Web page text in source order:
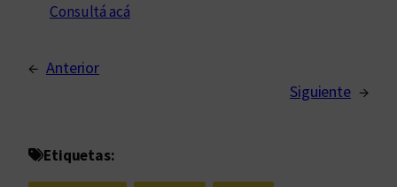
Consultá acá
← Anterior
Siguiente →
Etiquetas: